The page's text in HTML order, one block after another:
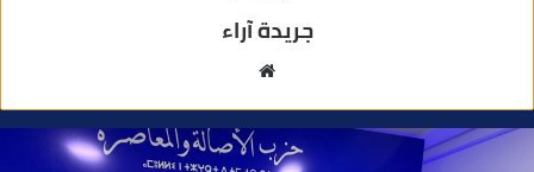
جريدة آراء
ق
ع